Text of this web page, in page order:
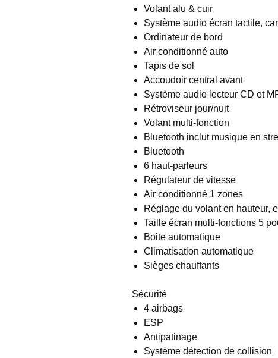
Volant alu & cuir
Système audio écran tactile,
Ordinateur de bord
Air conditionné auto
Tapis de sol
Accoudoir central avant
Système audio lecteur CD et
Rétroviseur jour/nuit
Volant multi-fonction
Bluetooth inclut musique en
Bluetooth
6 haut-parleurs
Régulateur de vitesse
Air conditionné 1 zones
Réglage du volant en hauteur,
Taille écran multi-fonctions 5
Boite automatique
Climatisation automatique
Sièges chauffants
Sécurité
4 airbags
ESP
Antipatinage
Système détection de collision